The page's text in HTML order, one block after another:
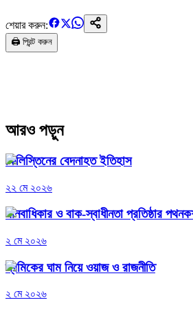
শেয়ার করুন:
🖨️ প্রিন্ট করুন
আরও পড়ুন
ফিলিস্তিনের বেদনাহত ইতিহাস
২২ মে ২০২৬
মানবাধিকার ও বাক-স্বাধীনতা প্রতিষ্ঠার
২ মে ২০২৬
শ্রমিকের ঘাম নিয়ে ওয়াজ ও রাজনীতি
২ মে ২০২৬